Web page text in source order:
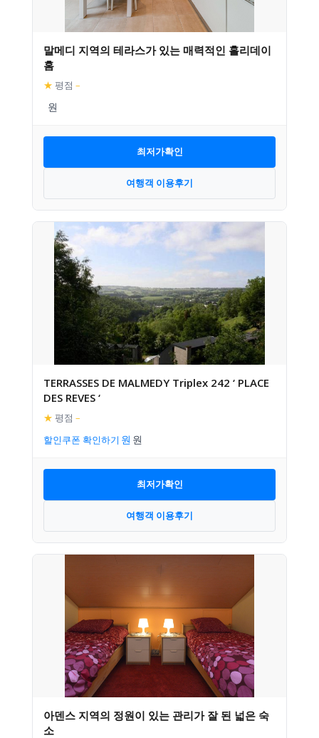
말메디 지역의 테라스가 있는 매력적인 홀리데이
홈
★ 평점 –
최저가확인
여행객 이용후기
TERRASSES DE MALMEDY Triplex 242 ‘ PLACE
DES REVES ‘
★ 평점 –
할인쿠폰 확인하기
최저가확인
여행객 이용후기
아덴스 지역의 정원이 있는 관리가 잘 된 넓은 숙
소